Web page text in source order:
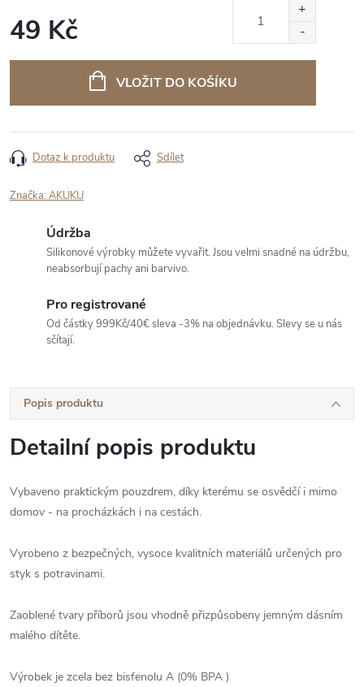
49 Kč
VLOŽIT DO KOŠÍKU
Dotaz k produktu Sdílet
Značka: AKUKU
Údržba
Silikonové výrobky můžete vyvařit. Jsou velmi snadné na údržbu,
neabsorbují pachy ani barvivo.
Pro registrované
Od částky 999Kč/40€ sleva -3% na objednávku. Slevy se u nás
sčítají.
Popis produktu
Detailní popis produktu
Vybaveno praktickým pouzdrem, díky kterému se osvědčí i mimo
domov - na procházkách i na cestách.
Vyrobeno z bezpečných, vysoce kvalitních materiálů určených pro
styk s potravinami.
Zaoblené tvary příborů jsou vhodně přizpůsobeny jemným dásním
malého dítěte.
Výrobek je zcela bez bisfenolu A (0% BPA )